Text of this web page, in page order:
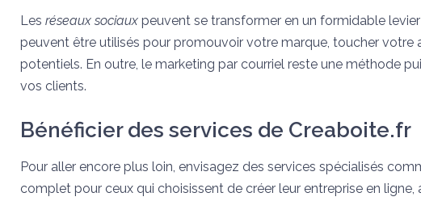
Les réseaux sociaux peuvent se transformer en un formidable
peuvent être utilisés pour promouvoir votre marque, toucher
potentiels. En outre, le marketing par courriel reste une méthode
vos clients.
Bénéficier des services de Creaboite.fr
Pour aller encore plus loin, envisagez des services spécialisés
complet pour ceux qui choisissent de créer leur entreprise en